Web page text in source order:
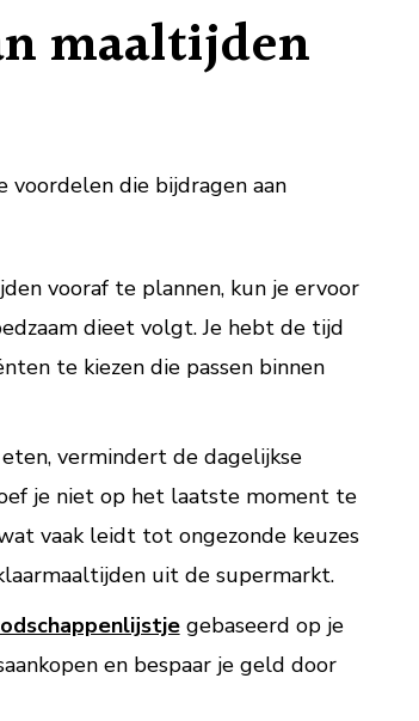
maaltijden
voordelen die bijdragen aan
vooraf te plannen, kun je ervoor
dieet volgt. Je hebt de tijd
te kiezen die passen binnen
vermindert de dagelijkse
je niet op het laatste moment te
vaak leidt tot ongezonde keuzes
uit de supermarkt.
gebaseerd op je
en bespaar je geld door